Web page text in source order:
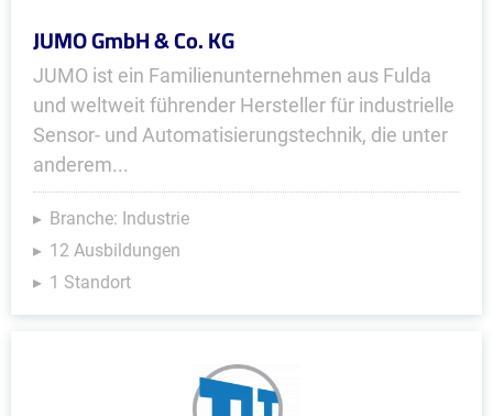
JUMO GmbH & Co. KG
JUMO ist ein Familienunternehmen aus Fulda
und weltweit führender Hersteller für industrielle
Sensor- und Automatisierungstechnik, die unter
anderem...
Branche: Industrie
12 Ausbildungen
1 Standort